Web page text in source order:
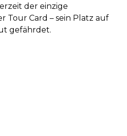
der einzige
Tour Card – sein Platz auf
gefährdet.